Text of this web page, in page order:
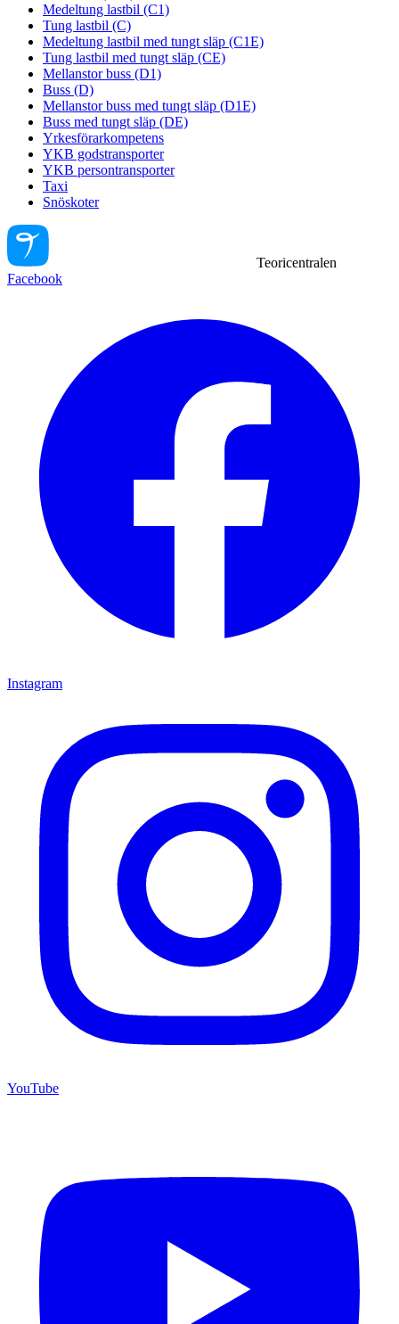
Medeltung lastbil (C1)
Tung lastbil (C)
Medeltung lastbil med tungt släp (C1E)
Tung lastbil med tungt släp (CE)
Mellanstor buss (D1)
Buss (D)
Mellanstor buss med tungt släp (D1E)
Buss med tungt släp (DE)
Yrkesförarkompetens
YKB godstransporter
YKB persontransporter
Taxi
Snöskoter
Teoricentralen
Facebook
Instagram
YouTube